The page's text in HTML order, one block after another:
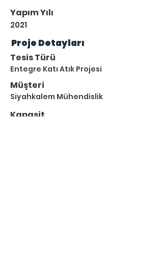
Yapım Yılı
2021
Proje Detayları
Tesis Türü
Entegre Katı Atık Projesi
Müşteri
Siyahkalem Mühendislik
Kapasit